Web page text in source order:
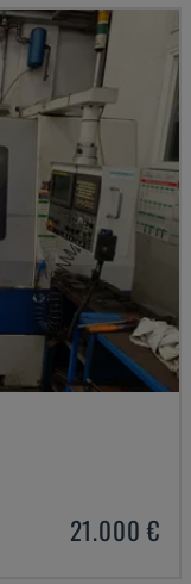
21.000 €